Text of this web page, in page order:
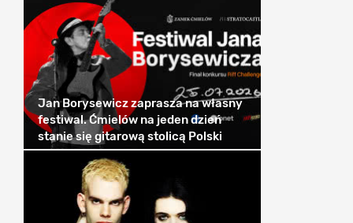
Jan Borysewicz zaprasza na własny
festiwal. Ćmielów na jeden dzień
stanie się gitarową stolicą Polski